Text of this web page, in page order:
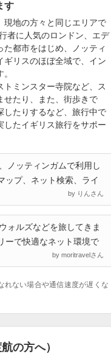
す
現地の方々と同じエリアで
者に人気のロンドン、エデ
都市をはじめ、ノッティ
ギリスのほぼ全域で、イン
トミンスター寺院など、ス
せたり、また、街歩きで
したりするなど、旅行中で
したイギリス旅行をサポー
ノッティンガムで利用し
ップ、ネット検索、ライ
by りんさん
ォルズなどを旅してきま
ーで快適なネット環境で
by moritravelさん
れない場合や通信速度が遅くな
の方へ）